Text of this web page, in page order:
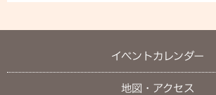
イベントカレンダー
地図・アクセス